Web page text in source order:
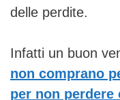
delle perdite.
Infatti un buon
non comprano
per non perdere